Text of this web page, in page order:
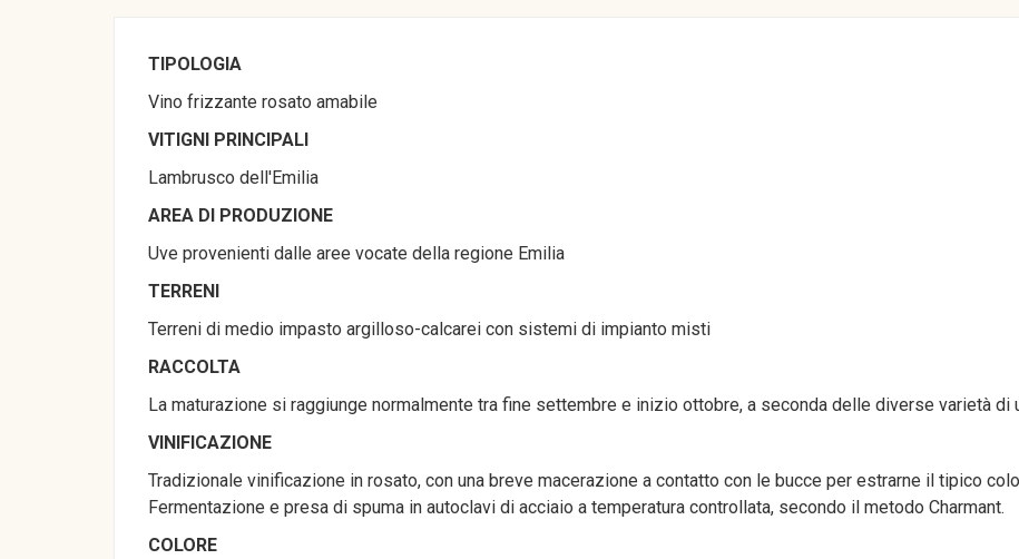
TIPOLOGIA
Vino frizzante rosato amabile
VITIGNI PRINCIPALI
Lambrusco dell'Emilia
AREA DI PRODUZIONE
Uve provenienti dalle aree vocate della regione Emilia
TERRENI
Terreni di medio impasto argilloso-calcarei con sistemi di impianto misti
RACCOLTA
La maturazione si raggiunge normalmente tra fine settembre e inizio ottobre, a seconda delle diverse varietà di
VINIFICAZIONE
Tradizionale vinificazione in rosato, con una breve macerazione a contatto con le bucce per estrarne il tipico
Fermentazione e presa di spuma in autoclavi di acciaio a temperatura controllata, secondo il metodo Charmant.
COLORE